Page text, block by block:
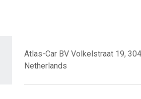
Atlas-Car BV Volkelstraat 19,
Netherlands